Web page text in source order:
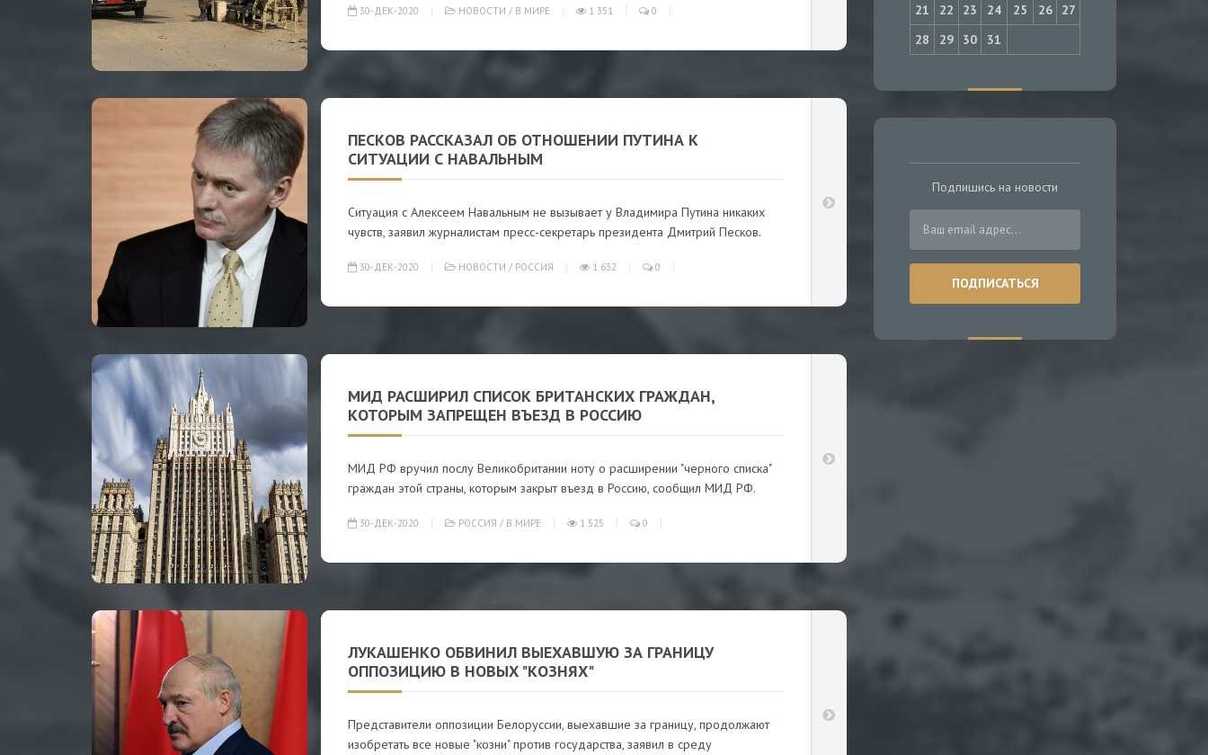
30-ДЕК-2020 НОВОСТИ / В МИРЕ 1 351 0
ПЕСКОВ РАССКАЗАЛ ОБ ОТНОШЕНИИ ПУТИНА К
СИТУАЦИИ С НАВАЛЬНЫМ
Ситуация с Алексеем Навальным не вызывает у Владимира Путина никаких
чувств, заявил журналистам пресс-секретарь президента Дмитрий Песков.
30-ДЕК-2020 НОВОСТИ / РОССИЯ 1 632 0
МИД РАСШИРИЛ СПИСОК БРИТАНСКИХ ГРАЖДАН,
КОТОРЫМ ЗАПРЕЩЕН ВЪЕЗД В РОССИЮ
МИД РФ вручил послу Великобритании ноту о расширении "черного списка"
граждан этой страны, которым закрыт въезд в Россию, сообщил МИД РФ.
30-ДЕК-2020 РОССИЯ / В МИРЕ 1 525 0
ЛУКАШЕНКО ОБВИНИЛ ВЫЕХАВШУЮ ЗА ГРАНИЦУ
ОППОЗИЦИЮ В НОВЫХ "КОЗНЯХ"
Представители оппозиции Белоруссии, выехавшие за границу, продолжают
изобретать все новые "козни" против государства, заявил в среду
21
22 23 24 25 26
27
28
29 30 31
Подпишись на новости